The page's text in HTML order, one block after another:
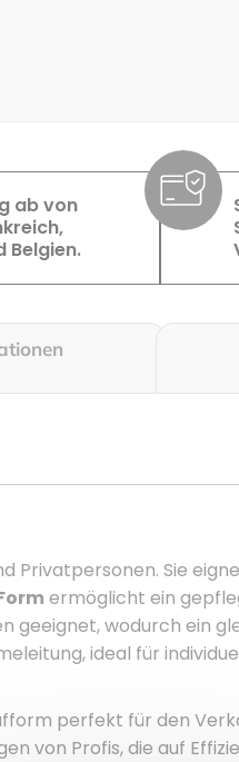
ab von
Belgien.
Privatpersonen. Sie
ermöglicht ein
wodurch ein
ideal für
perfekt für den
von Profis, die auf